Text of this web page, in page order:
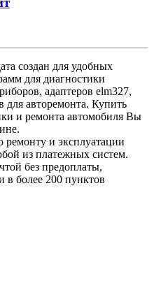
создан для удобных
для диагностики
адаптеров elm327,
для авторемонта. Купить
и ремонта автомобиля Вы
ремонту и эксплуатации
из платежных систем.
без предоплаты,
в более 200 пунктов